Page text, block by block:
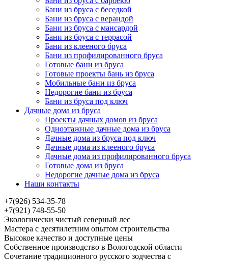
Бани из бруса с беседкой
Бани из бруса с верандой
Бани из бруса с мансардой
Бани из бруса с террасой
Бани из клееного бруса
Бани из профилированного бруса
Готовые бани из бруса
Готовые проекты бань из бруса
Мобильные бани из бруса
Недорогие бани из бруса
Бани из бруса под ключ
Дачные дома из бруса
Проекты дачных домов из бруса
Одноэтажные дачные дома из бруса
Дачные дома из бруса под ключ
Дачные дома из клееного бруса
Дачные дома из профилированного бруса
Готовые дома из бруса
Недорогие дачные дома из бруса
Наши контакты
+7(926) 534-35-78
+7(921) 748-55-50
Экологически чистый северный лес
Мастера с десятилетним опытом строительства
Высокое качество и доступные цены
Собственное производство в Вологодской области
Сочетание традиционного русского зодчества с